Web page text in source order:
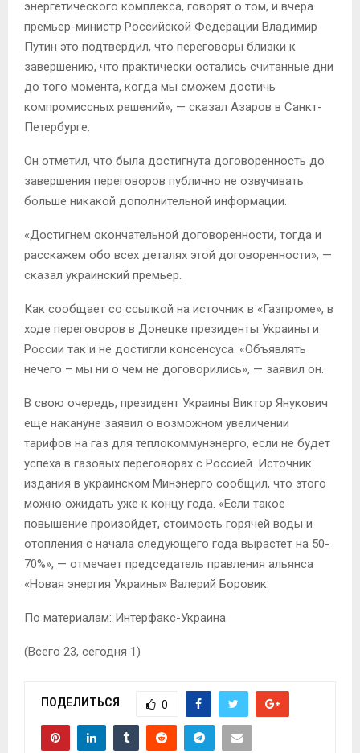
энергетического комплекса, говорят о том, и вчера
премьер-министр Российской Федерации Владимир
Путин это подтвердил, что переговоры близки к
завершению, что практически остались считанные дни
до того момента, когда мы сможем достичь
компромиссных решений», — сказал Азаров в Санкт-
Петербурге.
Он отметил, что была достигнута договоренность до
завершения переговоров публично не озвучивать
больше никакой дополнительной информации.
«Достигнем окончательной договоренности, тогда и
расскажем обо всех деталях этой договоренности», —
сказал украинский премьер.
Как сообщает со ссылкой на источник в «Газпроме», в
ходе переговоров в Донецке президенты Украины и
России так и не достигли консенсуса. «Объявлять
нечего – мы ни о чем не договорились», — заявил он.
В свою очередь, президент Украины Виктор Янукович
еще накануне заявил о возможном увеличении
тарифов на газ для теплокоммунэнерго, если не будет
успеха в газовых переговорах с Россией. Источник
издания в украинском Минэнерго сообщил, что этого
можно ожидать уже к концу года. «Если такое
повышение произойдет, стоимость горячей воды и
отопления с начала следующего года вырастет на 50-
70%», — отмечает председатель правления альянса
«Новая энергия Украины» Валерий Боровик.
По материалам: Интерфакс-Украина
(Всего 23, сегодня 1)
ПОДЕЛИТЬСЯ 0